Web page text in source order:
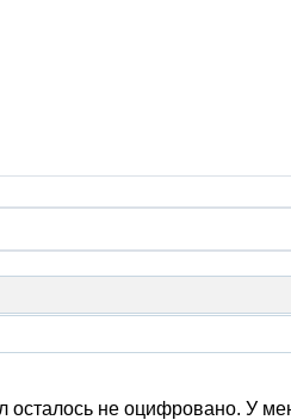
осталось не оцифровано. У